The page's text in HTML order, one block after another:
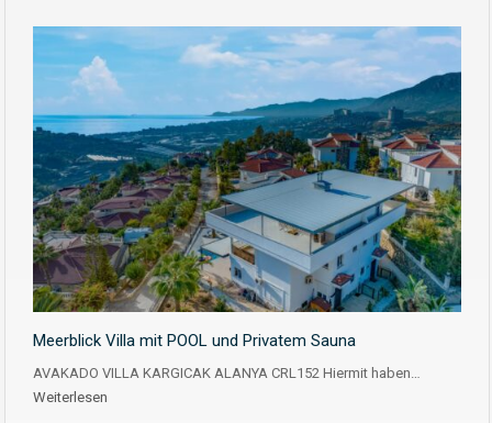
Meerblick Villa mit POOL und Privatem Sauna
AVAKADO VILLA KARGICAK ALANYA CRL152 Hiermit haben…
Weiterlesen